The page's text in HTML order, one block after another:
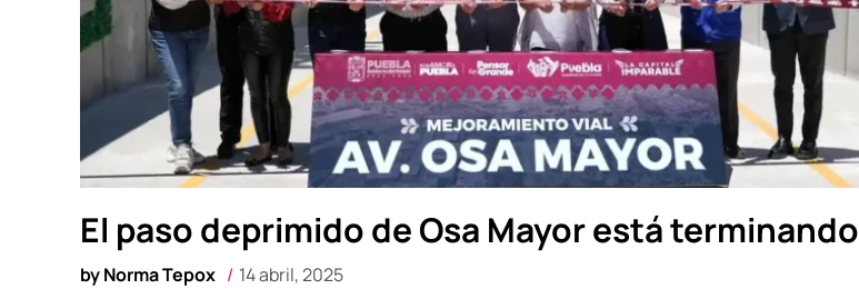
El paso deprimido de Osa Mayor está terminando
byNorma Tepox 14 abril, 2025